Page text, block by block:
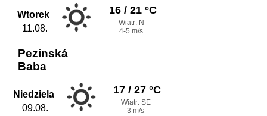
Wtorek
11.08.
16 / 21 °C
Wiatr: N
4-5 m/s
Pezinská
Baba
Niedziela
09.08.
17 / 27 °C
Wiatr: SE
3 m/s